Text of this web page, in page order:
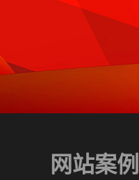
网站案例